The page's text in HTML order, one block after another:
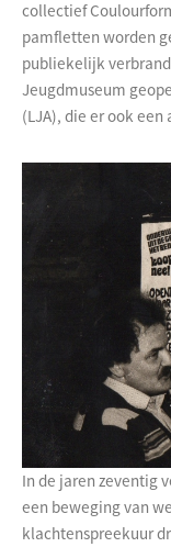
collectief
pamfletten worden
publiekelijk
Jeugdmuseum
(LJA), die er ook
In de jaren zeventig
een beweging van
klachtenspreekuur